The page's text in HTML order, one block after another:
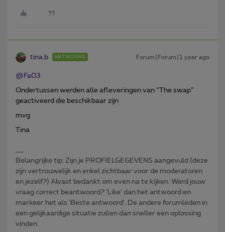
tina.b ANTWOORD Forum|Forum|1 year ago
@Fa03
Ondertussen werden alle afleveringen van “The swap”
geactiveerd die beschikbaar zijn
mvg
Tina
Belangrijke tip: Zijn je PROFIELGEGEVENS aangevuld (deze
zijn vertrouwelijk en enkel zichtbaar voor de moderatoren
en jezelf?) Alvast bedankt om even na te kijken. Werd jouw
vraag correct beantwoord? ‘Like’ dan het antwoord en
markeer het als 'Beste antwoord'. De andere forumleden in
een gelijkaardige situatie zullen dan sneller een oplossing
vinden.